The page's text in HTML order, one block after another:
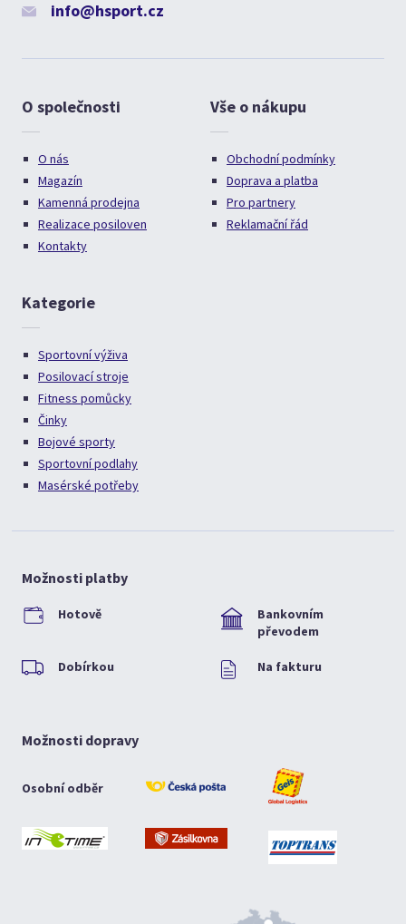
info@hsport.cz
O společnosti
O nás
Magazín
Kamenná prodejna
Realizace posiloven
Kontakty
Vše o nákupu
Obchodní podmínky
Doprava a platba
Pro partnery
Reklamační řád
Kategorie
Sportovní výživa
Posilovací stroje
Fitness pomůcky
Činky
Bojové sporty
Sportovní podlahy
Masérské potřeby
Možnosti platby
Hotově
Bankovním
převodem
Dobírkou Na fakturu
Možnosti dopravy
Osobní odběr